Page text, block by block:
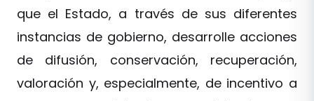
que el Estado, a través de sus diferentes
instancias de gobierno, desarrolle acciones
de difusión, conservación, recuperación,
valoración y, especialmente, de incentivo a